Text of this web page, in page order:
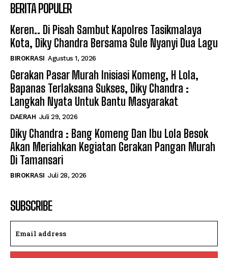
BERITA POPULER
Keren.. Di Pisah Sambut Kapolres Tasikmalaya
Kota, Diky Chandra Bersama Sule Nyanyi Dua Lagu
BIROKRASI Agustus 1, 2026
Gerakan Pasar Murah Inisiasi Komeng, H Lola,
Bapanas Terlaksana Sukses, Diky Chandra :
Langkah Nyata Untuk Bantu Masyarakat
DAERAH Juli 29, 2026
Diky Chandra : Bang Komeng Dan Ibu Lola Besok
Akan Meriahkan Kegiatan Gerakan Pangan Murah
Di Tamansari
BIROKRASI Juli 28, 2026
SUBSCRIBE